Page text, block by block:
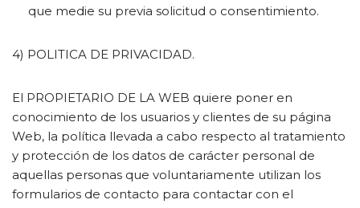
que medie su previa solicitud o consentimiento.
4) POLITICA DE PRIVACIDAD.
El PROPIETARIO DE LA WEB quiere poner en
conocimiento de los usuarios y clientes de su página
Web, la política llevada a cabo respecto al tratamiento
y protección de los datos de carácter personal de
aquellas personas que voluntariamente utilizan los
formularios de contacto para contactar con el